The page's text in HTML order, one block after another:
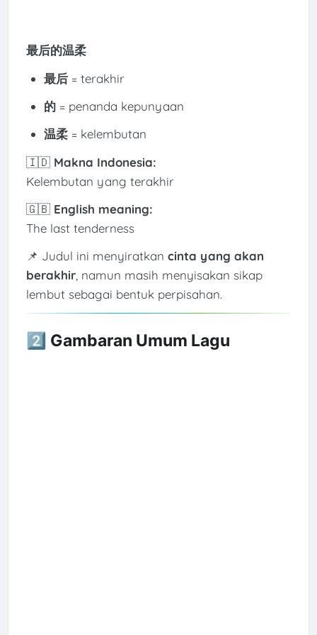
最后的温柔
最后= terakhir
的= penanda kepunyaan
温柔= kelembutan
🇮🇩 Makna Indonesia:
Kelembutan yang terakhir
🇬🇧 English meaning:
The last tenderness
📌 Judul ini menyiratkan cinta yang akan
berakhir, namun masih menyisakan sikap
lembut sebagai bentuk perpisahan.
2️⃣ Gambaran Umum Lagu